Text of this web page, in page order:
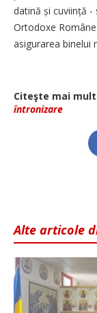
datină și cuviință -
Ortodoxe
asigurarea binelui
Citeşte mai
întronizare
Alte articole